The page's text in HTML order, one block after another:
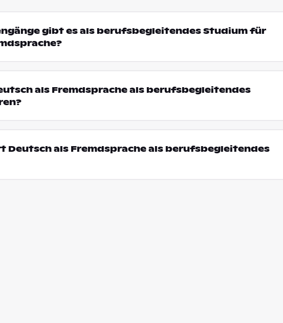
gibt es als berufsbegleitendes Studium für
als Fremdsprache als berufsbegleitendes
Deutsch als Fremdsprache als berufsbegleitendes